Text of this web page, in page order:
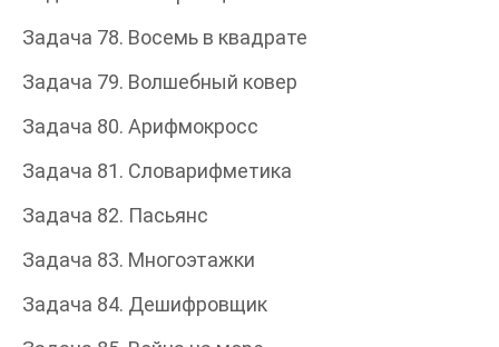
Задача 78. Восемь в квадрате
Задача 79. Волшебный ковер
Задача 80. Арифмокросс
Задача 81. Словарифметика
Задача 82. Пасьянс
Задача 83. Многоэтажки
Задача 84. Дешифровщик